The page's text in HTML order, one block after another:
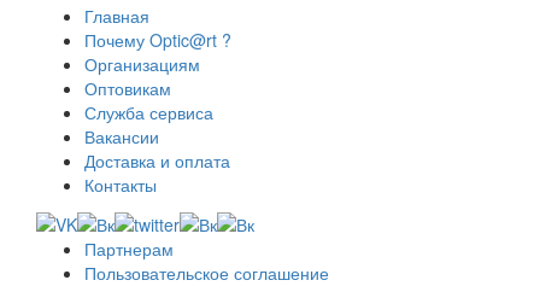
Главная
Почему Optic@rt ?
Организациям
Оптовикам
Служба сервиса
Вакансии
Доставка и оплата
Контакты
Партнерам
Пользовательское соглашение